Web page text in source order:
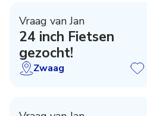
Vraag van Jan
24 inch Fietsen
gezocht!
Zwaag